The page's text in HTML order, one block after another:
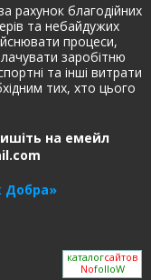
рахунок благодійних
та небайдужих
процеси,
заробітню
та інші витрати
тих, хто цього
на емейл
Добра»
каталогсайтов
NofolloW